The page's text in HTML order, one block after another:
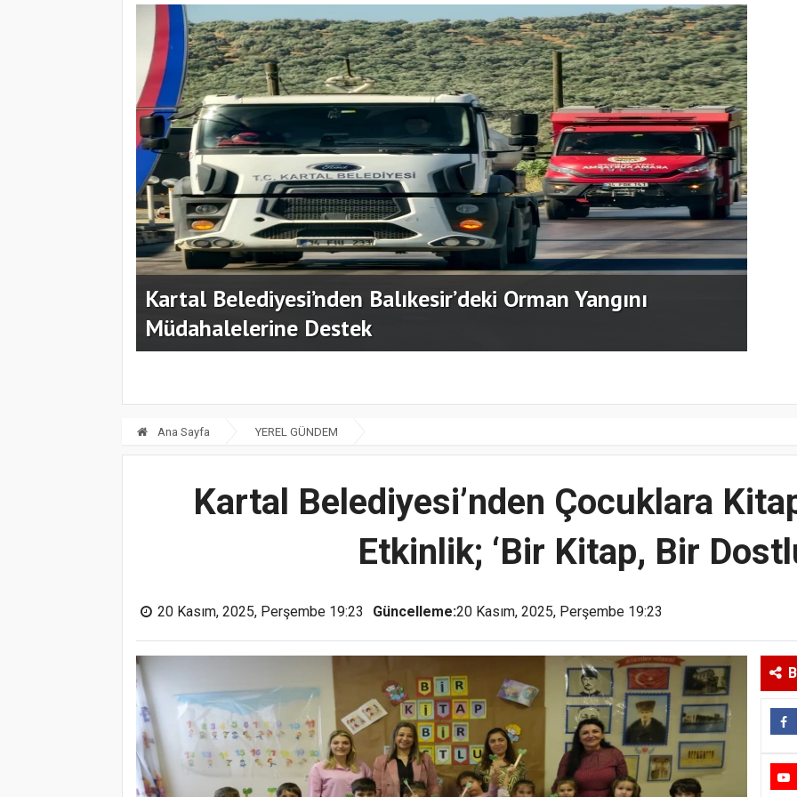
Kartal'da Ritimin Dansı Gecesi Büyük Beğeni Topladı.
Ana Sayfa YEREL GÜNDEM
Kartal Belediyesi’nden Çocuklara
Etkinlik; ‘Bir Kitap, Bir
20 Kasım, 2025, Perşembe 19:23 Güncelleme:20 Kasım, 2025, Perşembe 19:23